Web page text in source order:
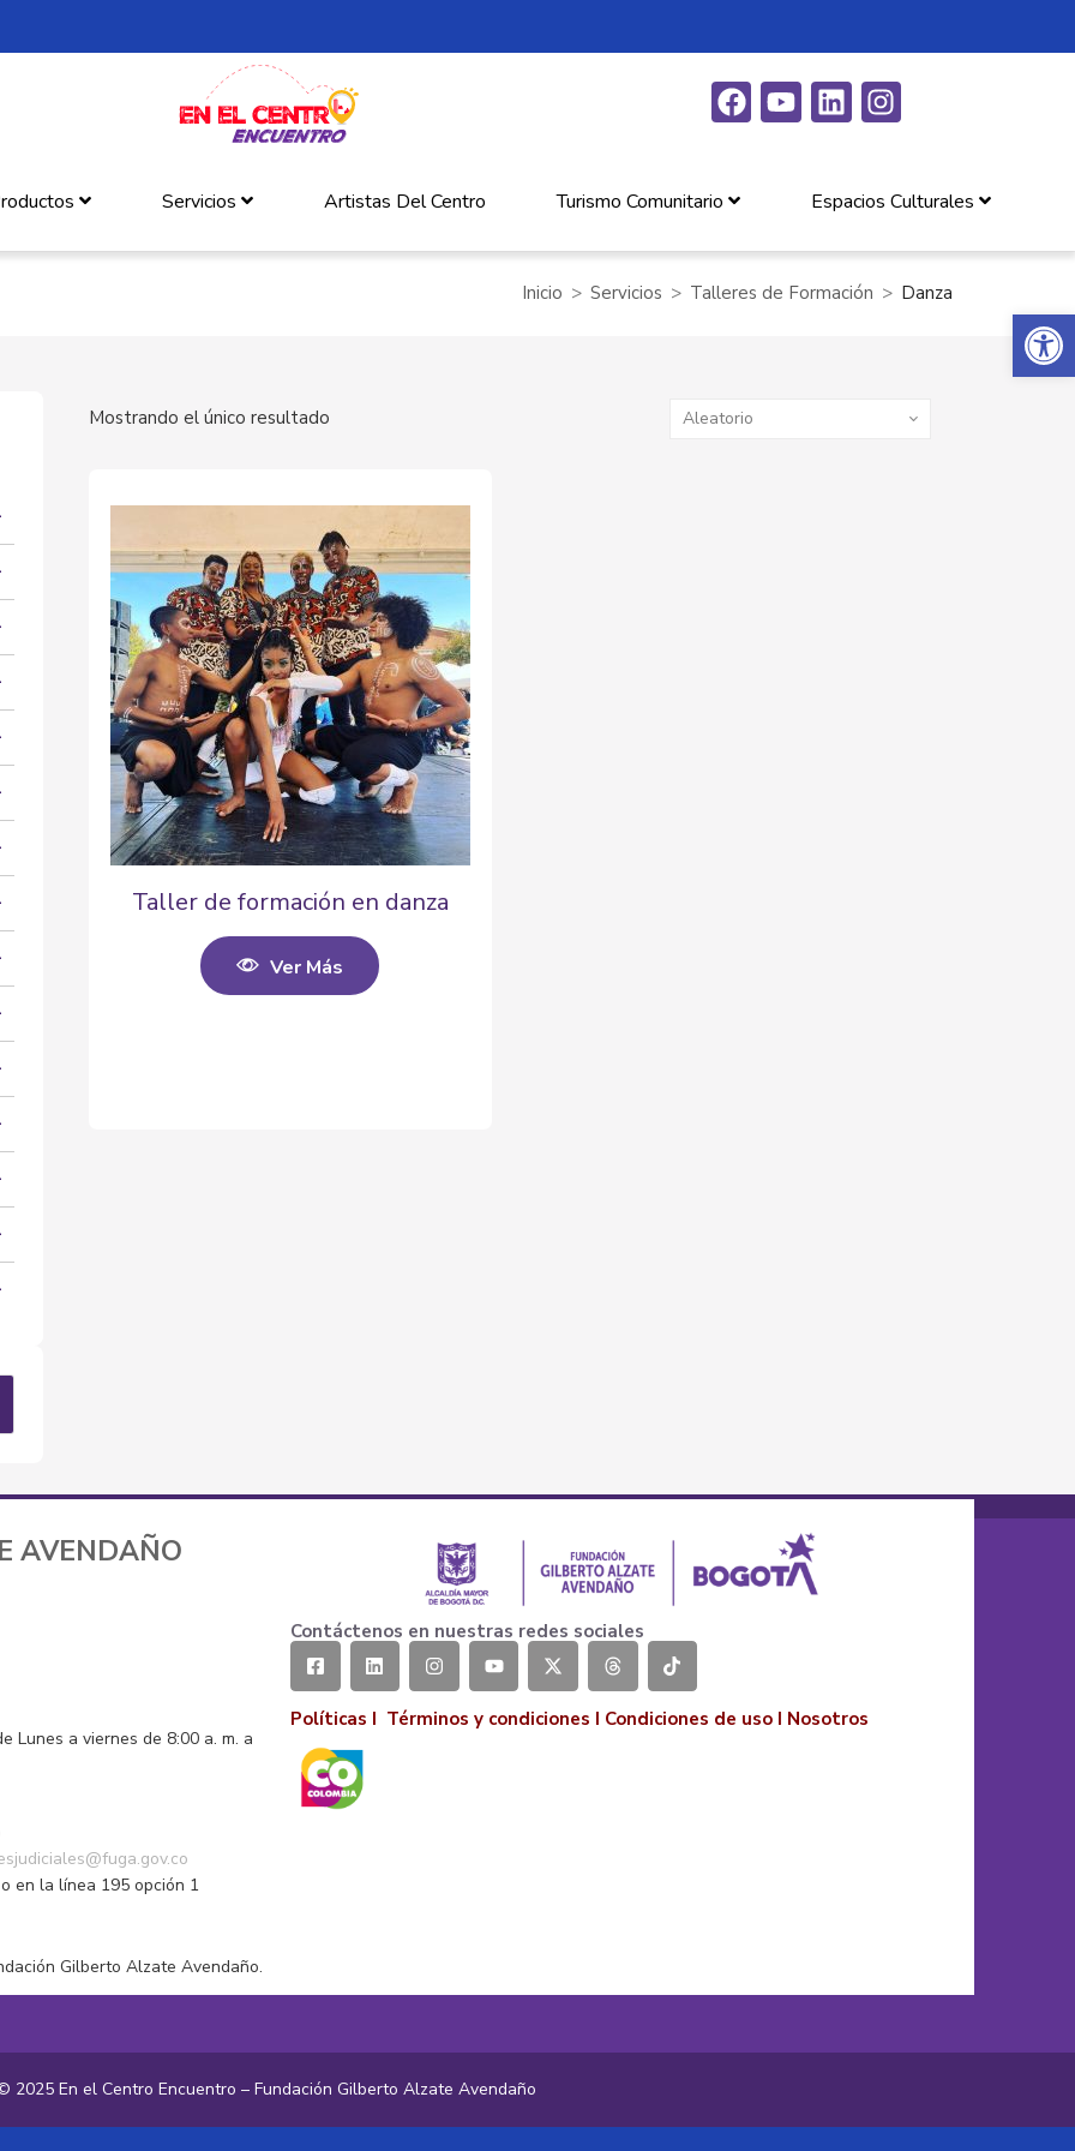
Abrir
Servicios Artistas Del Centro Turismo Comunitario Espacios Culturales
Inicio Servicios Talleres de Formación Danza
Mostrando el único resultado
Taller de formación en danza
Ver Más
AVENDAÑO
Lunes a viernes de 8:00 a. m. a
o en la línea 195 opción 1
Gilberto Alzate Avendaño.
Contáctenos en nuestras redes sociales
Políticas I Términos y condiciones I Condiciones de uso I Nosotros
2025 En el Centro Encuentro – Fundación Gilberto Alzate Avendaño